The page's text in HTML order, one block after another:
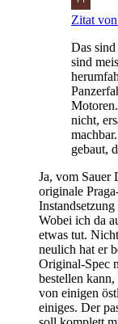
Zitat
Das sind
sind
nicht,
gebaut,
Ja, vom Sauer
originale
Wobei ich da
etwas tut.
neulich hat er
Original-Spec
bestellen
von einigen
einiges. Der